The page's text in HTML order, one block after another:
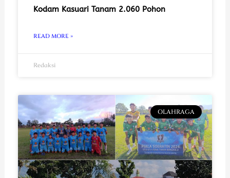
Kodam Kasuari Tanam 2.060 Pohon
READ MORE »
Redaksi
OLAHRAGA